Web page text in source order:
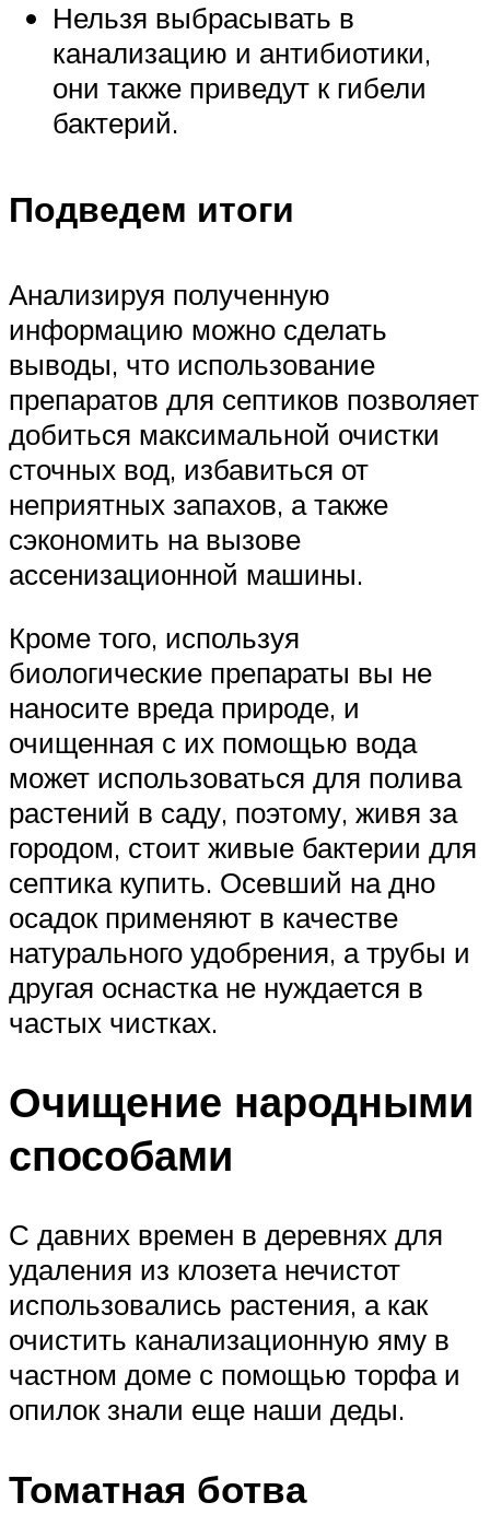
Нельзя выбрасывать в
канализацию и антибиотики,
они также приведут к гибели
бактерий.
Подведем итоги
Анализируя полученную
информацию можно сделать
выводы, что использование
препаратов для септиков позволяет
добиться максимальной очистки
сточных вод, избавиться от
неприятных запахов, а также
сэкономить на вызове
ассенизационной машины.
Кроме того, используя
биологические препараты вы не
наносите вреда природе, и
очищенная с их помощью вода
может использоваться для полива
растений в саду, поэтому, живя за
городом, стоит живые бактерии для
септика купить. Осевший на дно
осадок применяют в качестве
натурального удобрения, а трубы и
другая оснастка не нуждается в
частых чистках.
Очищение народными
способами
С давних времен в деревнях для
удаления из клозета нечистот
использовались растения, а как
очистить канализационную яму в
частном доме с помощью торфа и
опилок знали еще наши деды.
Томатная ботва